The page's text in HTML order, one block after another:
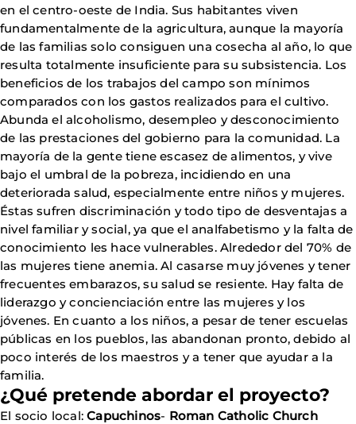
en el centro-oeste de India. Sus habitantes viven
fundamentalmente de la agricultura, aunque la mayoría
de las familias solo consiguen una cosecha al año, lo que
resulta totalmente insuficiente para su subsistencia. Los
beneficios de los trabajos del campo son mínimos
comparados con los gastos realizados para el cultivo.
Abunda el alcoholismo, desempleo y desconocimiento
de las prestaciones del gobierno para la comunidad. La
mayoría de la gente tiene escasez de alimentos, y vive
bajo el umbral de la pobreza, incidiendo en una
deteriorada salud, especialmente entre niños y mujeres.
Éstas sufren discriminación y todo tipo de desventajas a
nivel familiar y social, ya que el analfabetismo y la falta de
conocimiento les hace vulnerables. Alrededor del 70% de
las mujeres tiene anemia. Al casarse muy jóvenes y tener
frecuentes embarazos, su salud se resiente. Hay falta de
liderazgo y concienciación entre las mujeres y los
jóvenes. En cuanto a los niños, a pesar de tener escuelas
públicas en los pueblos, las abandonan pronto, debido al
poco interés de los maestros y a tener que ayudar a la
familia.
¿Qué pretende abordar el proyecto?
El socio local:Capuchinos- Roman Catholic Church